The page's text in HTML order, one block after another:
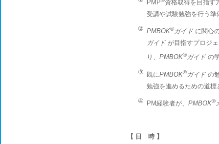
PMP
資格取得を目指す
受講や試験勉強を行う準
② PMBOK®ガイドに関心
ガイドが目指すプロジ
り、 PMBOK®ガイドの
③ 既にPMBOK®ガイドの
勉強を進めるための道標
④ PM経験者が、 PMBOK®
【 日 時 】